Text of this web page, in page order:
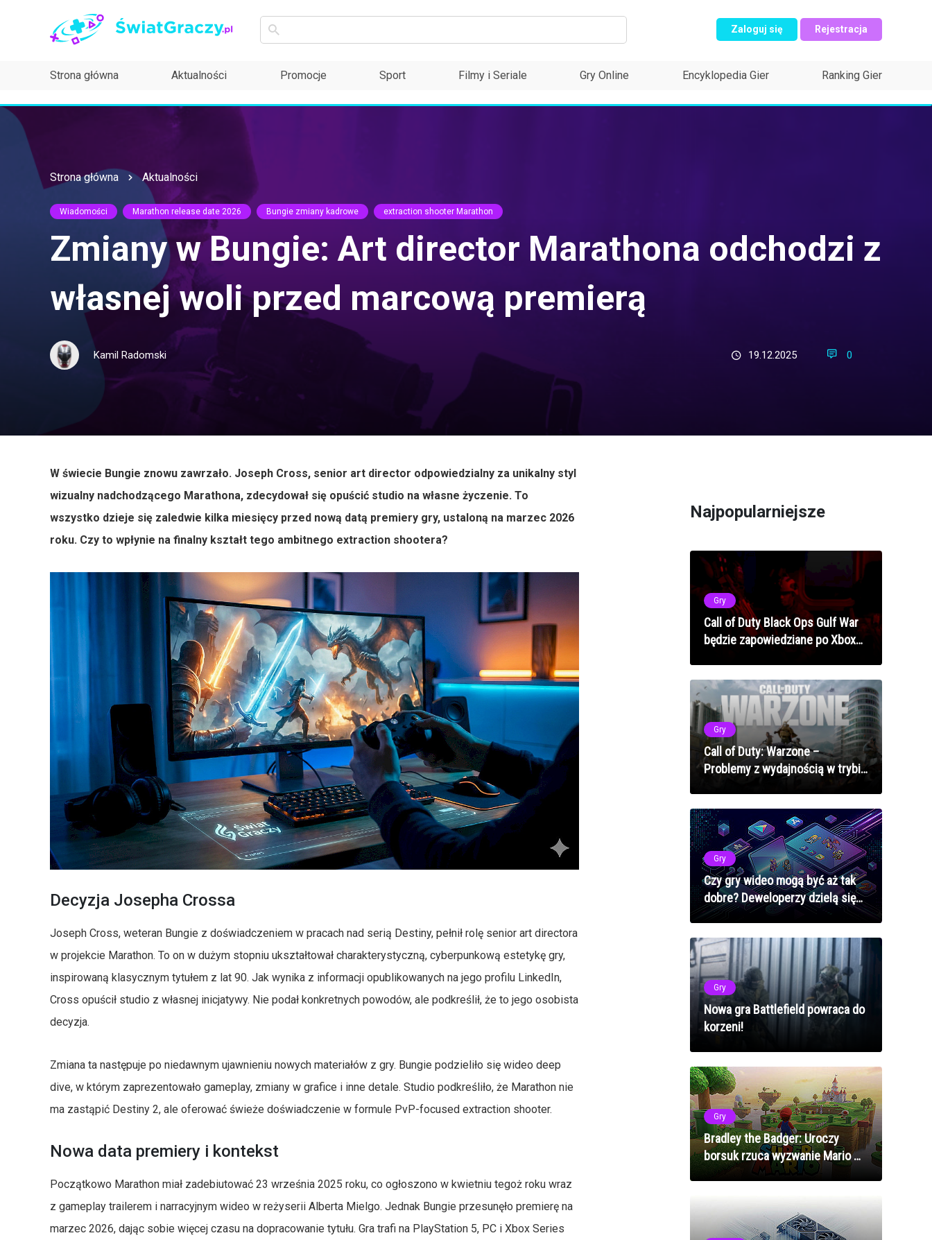
Zaloguj się Rejestracja
Strona główna Aktualności Promocje Sport Filmy i Seriale Gry Online Encyklopedia Gier Ranking Gier
Strona główna Aktualności
Wiadomości Marathon release date 2026 Bungie zmiany kadrowe extraction shooter Marathon
Zmiany w Bungie: Art director Marathona odchodzi z
własnej woli przed marcową premierą
Kamil Radomski 19.12.2025 0
W świecie Bungie znowu zawrzało. Joseph Cross, senior art director odpowiedzialny za unikalny styl
wizualny nadchodzącego Marathona, zdecydował się opuścić studio na własne życzenie. To
wszystko dzieje się zaledwie kilka miesięcy przed nową datą premiery gry, ustaloną na marzec 2026
roku. Czy to wpłynie na finalny kształt tego ambitnego extraction shootera?
Decyzja Josepha Crossa
Joseph Cross, weteran Bungie z doświadczeniem w pracach nad serią Destiny, pełnił rolę senior art directora
w projekcie Marathon. To on w dużym stopniu ukształtował charakterystyczną, cyberpunkową estetykę gry,
inspirowaną klasycznym tytułem z lat 90. Jak wynika z informacji opublikowanych na jego profilu LinkedIn,
Cross opuścił studio z własnej inicjatywy. Nie podał konkretnych powodów, ale podkreślił, że to jego osobista
decyzja.
Zmiana ta następuje po niedawnym ujawnieniu nowych materiałów z gry. Bungie podzieliło się wideo deep
dive, w którym zaprezentowało gameplay, zmiany w grafice i inne detale. Studio podkreśliło, że Marathon nie
ma zastąpić Destiny 2, ale oferować świeże doświadczenie w formule PvP-focused extraction shooter.
Nowa data premiery i kontekst
Początkowo Marathon miał zadebiutować 23 września 2025 roku, co ogłoszono w kwietniu tegoż roku wraz
z gameplay trailerem i narracyjnym wideo w reżyserii Alberta Mielgo. Jednak Bungie przesunęło premierę na
marzec 2026, dając sobie więcej czasu na dopracowanie tytułu. Gra trafi na PlayStation 5, PC i Xbox Series
Najpopularniejsze
Gry
Call of Duty Black Ops Gulf War
będzie zapowiedziane po Xbox
Gry
Call of Duty: Warzone –
Problemy z wydajnością w trybie
battle royale? Jak naprawić lagi
Gry
Czy gry wideo mogą być aż tak
dobre? Deweloperzy dzielą się
ulubionymi tytułami 2025 roku
Gry
Nowa gra Battlefield powraca do
korzeni!
Gry
Bradley the Badger: Uroczy
borsuk rzuca wyzwanie Mario w
3D platformerach